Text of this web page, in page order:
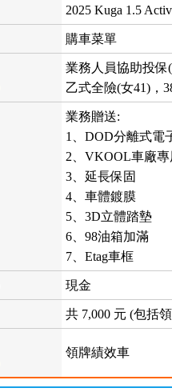
2025 Kuga 1.5
購車菜單
業務人員協助投保
乙式全險(女41)，
業務贈送:
1、DOD分離式電
2、VKOOL車廠
3、延長保固
4、車體鍍膜
5、3D立體踏墊
6、98油箱加滿
7、Etag車框
現金
共 7,000 元 (包括
領牌績效車